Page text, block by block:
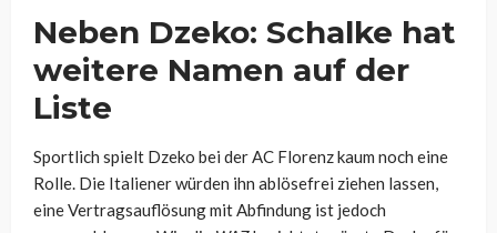
Neben Dzeko: Schalke hat
weitere Namen auf der
Liste
Sportlich spielt Dzeko bei der AC Florenz kaum noch eine
Rolle. Die Italiener würden ihn ablösefrei ziehen lassen,
eine Vertragsauflösung mit Abfindung ist jedoch